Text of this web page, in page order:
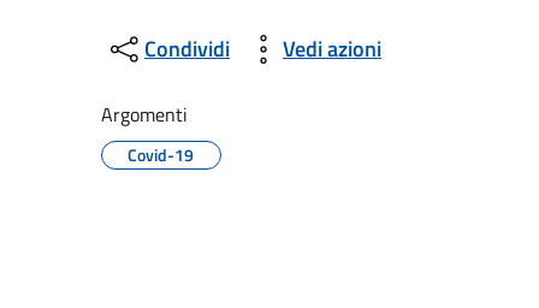
Condividi Vedi azioni
Argomenti
Covid-19